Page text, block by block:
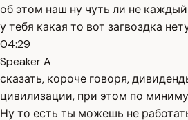
об этом наш ну чуть ли не
у тебя какая то вот загвоздка
04:29
Speaker A
сказать, короче говоря,
цивилизации, при этом по
Ну то есть ты можешь не